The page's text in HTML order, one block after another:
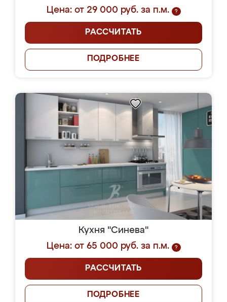
Цена: от 29 000 руб. за п.м.
?
РАССЧИТАТЬ
ПОДРОБНЕЕ
Кухня "Синева"
Цена: от 65 000 руб. за п.м.
?
РАССЧИТАТЬ
ПОДРОБНЕЕ